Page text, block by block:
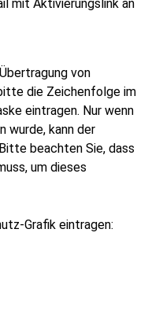
mit Aktivierungslink an
von
die Zeichenfolge im
eintragen. Nur wenn
wurde, kann der
beachten Sie, dass
um dieses
Grafik eintragen: